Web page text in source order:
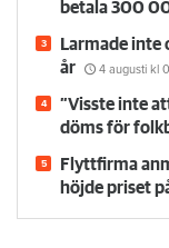
betala 300
Larmade inte
år
4 augusti kl
”Visste inte
döms för
Flyttfirma
höjde priset